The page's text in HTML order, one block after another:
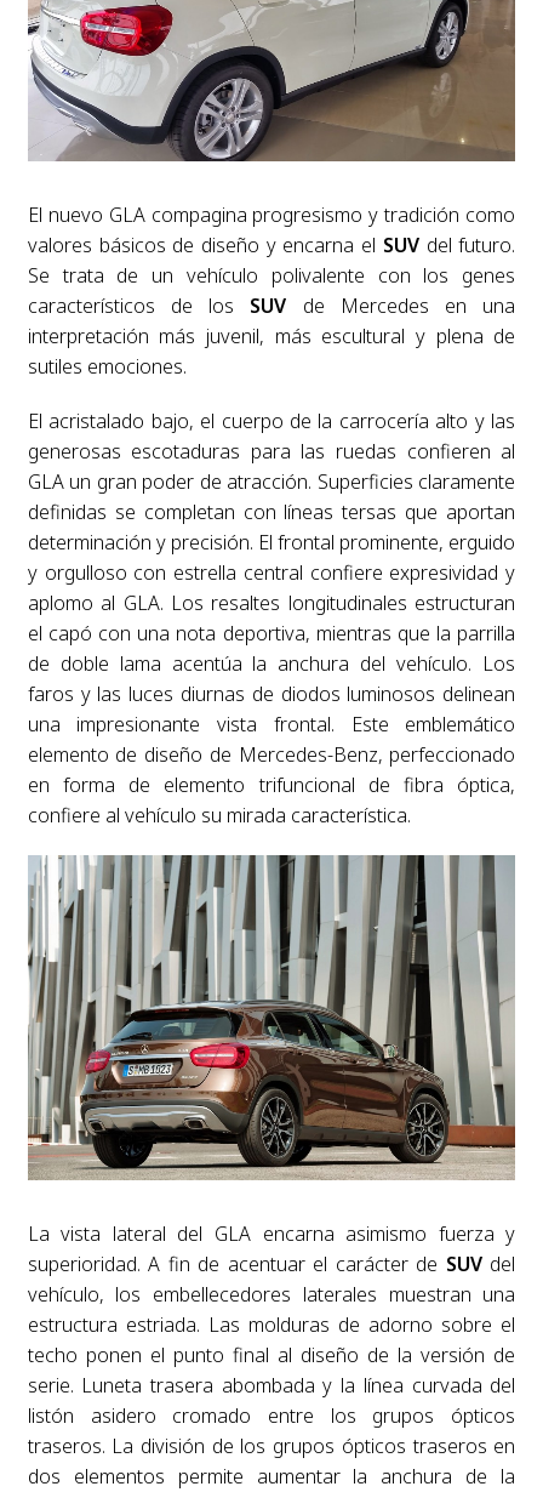
El nuevo GLA compagina progresismo y tradición como
valores básicos de diseño y encarna el SUV del futuro.
Se trata de un vehículo polivalente con los genes
característicos de los SUV de Mercedes en una
interpretación más juvenil, más escultural y plena de
sutiles emociones.
El acristalado bajo, el cuerpo de la carrocería alto y las
generosas escotaduras para las ruedas confieren al
GLA un gran poder de atracción. Superficies claramente
definidas se completan con líneas tersas que aportan
determinación y precisión. El frontal prominente, erguido
y orgulloso con estrella central confiere expresividad y
aplomo al GLA. Los resaltes longitudinales estructuran
el capó con una nota deportiva, mientras que la parrilla
de doble lama acentúa la anchura del vehículo. Los
faros y las luces diurnas de diodos luminosos delinean
una impresionante vista frontal. Este emblemático
elemento de diseño de Mercedes-Benz, perfeccionado
en forma de elemento trifuncional de fibra óptica,
confiere al vehículo su mirada característica.
La vista lateral del GLA encarna asimismo fuerza y
superioridad. A fin de acentuar el carácter de SUVdel
vehículo, los embellecedores laterales muestran una
estructura estriada. Las molduras de adorno sobre el
techo ponen el punto final al diseño de la versión de
serie. Luneta trasera abombada y la línea curvada del
listón asidero cromado entre los grupos ópticos
traseros. La división de los grupos ópticos traseros en
dos elementos permite aumentar la anchura de la